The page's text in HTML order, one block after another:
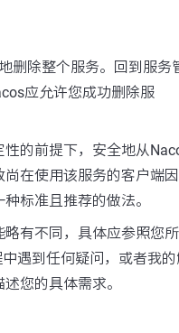
删除整个服务。回到服务
应允许您成功删除服
的前提下，安全地从
在使用该服务的客户端因
标准且推荐的做法。
有不同，具体应参照您
遇到任何疑问，或者我
您的具体需求。